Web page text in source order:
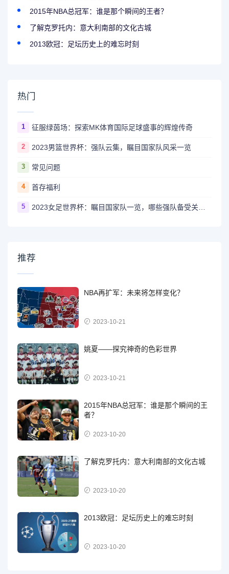
2015年NBA总冠军：谁是那个瞬间的王者？
了解克罗托内：意大利南部的文化古城
2013欧冠：足坛历史上的难忘时刻
热门
1 征服绿茵场：探索MK体育国际足球盛事的辉煌传奇
2 2023男篮世界杯：强队云集，瞩目国家队风采一览
3 常见问题
4 首存福利
5
推荐
NBA再扩军：未来将怎样变化？
2023-10-21
姚夏——探究神奇的色彩世界
2023-10-21
2015年NBA总冠军：谁是那个瞬间的王
者？
2023-10-20
了解克罗托内：意大利南部的文化古城
2023-10-20
2013欧冠：足坛历史上的难忘时刻
2023-10-20